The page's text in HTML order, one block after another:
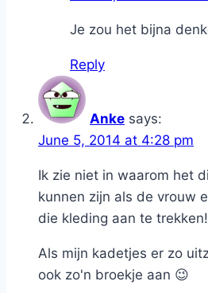
Je zou het bijna
Reply
Anke says:
June 5, 2014 at 4:28 pm
Ik zie niet in waarom het
kunnen zijn als de vrouw
die kleding aan te trekken!
Als mijn kadetjes er zo
ook zo'n broekje aan 😉